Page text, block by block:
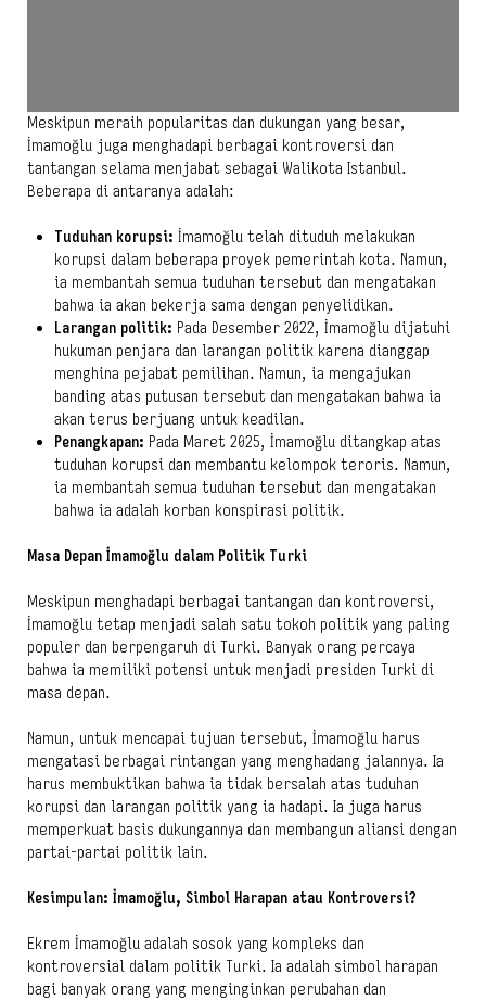
Meskipun meraih popularitas dan dukungan yang besar,
İmamoğlu juga menghadapi berbagai kontroversi dan
tantangan selama menjabat sebagai Walikota Istanbul.
Beberapa di antaranya adalah:
Tuduhan korupsi: İmamoğlu telah dituduh melakukan
korupsi dalam beberapa proyek pemerintah kota. Namun,
ia membantah semua tuduhan tersebut dan mengatakan
bahwa ia akan bekerja sama dengan penyelidikan.
Larangan politik: Pada Desember 2022, İmamoğlu dijatuhi
hukuman penjara dan larangan politik karena dianggap
menghina pejabat pemilihan. Namun, ia mengajukan
banding atas putusan tersebut dan mengatakan bahwa ia
akan terus berjuang untuk keadilan.
Penangkapan: Pada Maret 2025, İmamoğlu ditangkap atas
tuduhan korupsi dan membantu kelompok teroris. Namun,
ia membantah semua tuduhan tersebut dan mengatakan
bahwa ia adalah korban konspirasi politik.
Masa Depan İmamoğlu dalam Politik Turki
Meskipun menghadapi berbagai tantangan dan kontroversi,
İmamoğlu tetap menjadi salah satu tokoh politik yang paling
populer dan berpengaruh di Turki. Banyak orang percaya
bahwa ia memiliki potensi untuk menjadi presiden Turki di
masa depan.
Namun, untuk mencapai tujuan tersebut, İmamoğlu harus
mengatasi berbagai rintangan yang menghadang jalannya. Ia
harus membuktikan bahwa ia tidak bersalah atas tuduhan
korupsi dan larangan politik yang ia hadapi. Ia juga harus
memperkuat basis dukungannya dan membangun aliansi dengan
partai-partai politik lain.
Kesimpulan: İmamoğlu, Simbol Harapan atau Kontroversi?
Ekrem İmamoğlu adalah sosok yang kompleks dan
kontroversial dalam politik Turki. Ia adalah simbol harapan
bagi banyak orang yang menginginkan perubahan dan